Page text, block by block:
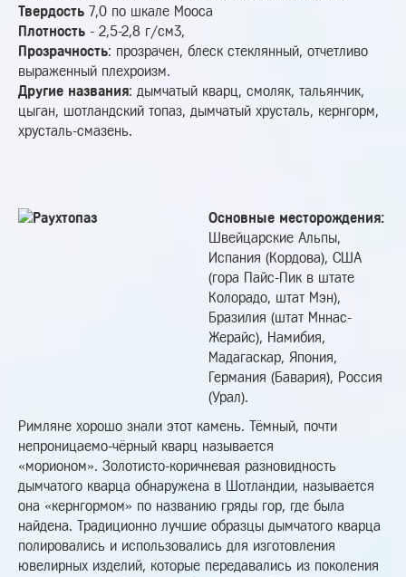
Твердость 7,0 по шкале Мооса
Плотность - 2,5-2,8 г/см3,
Прозрачность: прозрачен, блеск стеклянный, отчетливо
выраженный плехроизм.
Другие названия: дымчатый кварц, смоляк, тальянчик,
цыган, шотландский топаз, дымчатый хрусталь, кернгорм,
хрусталь-смазень.
Основные месторождения:
Швейцарские Альпы,
Испания (Кордова), США
(гора Пайс-Пик в штате
Колорадо, штат Мэн),
Бразилия (штат Мннас-
Жерайс), Намибия,
Мадагаскар, Япония,
Германия (Бавария), Россия
(Урал).
Римляне хорошо знали этот камень. Тёмный, почти
непроницаемо-чёрный кварц называется
«морионом». Золотисто-коричневая разновидность
дымчатого кварца обнаружена в Шотландии, называется
она «кернгормом» по названию гряды гор, где была
найдена. Традиционно лучшие образцы дымчатого кварца
полировались и использовались для изготовления
ювелирных изделий, которые передавались из поколения